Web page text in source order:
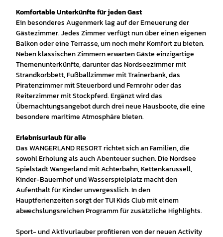
Komfortable Unterkünfte für jeden Gast
Ein besonderes Augenmerk lag auf der Erneuerung der
Gästezimmer. Jedes Zimmer verfügt nun über einen eigenen
Balkon oder eine Terrasse, um noch mehr Komfort zu bieten.
Neben klassischen Zimmern erwarten Gäste einzigartige
Themenunterkünfte, darunter das Nordseezimmer mit
Strandkorbbett, Fußballzimmer mit Trainerbank, das
Piratenzimmer mit Steuerbord und Fernrohr oder das
Reiterzimmer mit Stockpferd. Ergänzt wird das
Übernachtungsangebot durch drei neue Hausboote, die eine
besondere maritime Atmosphäre bieten.
Erlebnisurlaub für alle
Das WANGERLAND RESORT richtet sich an Familien, die
sowohl Erholung als auch Abenteuer suchen. Die Nordsee
Spielstadt Wangerland mit Achterbahn, Kettenkarussell,
Kinder-Bauernhof und Wasserspielplatz macht den
Aufenthalt für Kinder unvergesslich. In den
Hauptferienzeiten sorgt der TUI Kids Club mit einem
abwechslungsreichen Programm für zusätzliche Highlights.
Sport- und Aktivurlauber profitieren von der neuen Activity